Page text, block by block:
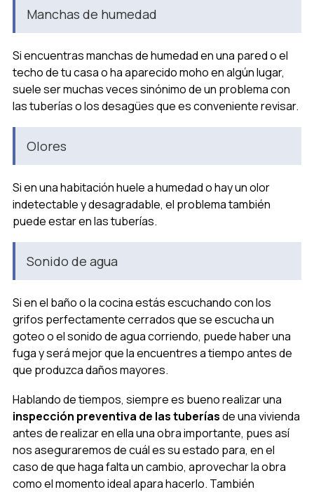
Manchas de humedad
Si encuentras manchas de humedad en una pared o el
techo de tu casa o ha aparecido moho en algún lugar,
suele ser muchas veces sinónimo de un problema con
las tuberías o los desagües que es conveniente revisar.
Olores
Si en una habitación huele a humedad o hay un olor
indetectable y desagradable, el problema también
puede estar en las tuberías.
Sonido de agua
Si en el baño o la cocina estás escuchando con los
grifos perfectamente cerrados que se escucha un
goteo o el sonido de agua corriendo, puede haber una
fuga y será mejor que la encuentres a tiempo antes de
que produzca daños mayores.
Hablando de tiempos, siempre es bueno realizar una
inspección preventiva de las tuberíasde una vivienda
antes de realizar en ella una obra importante, pues así
nos aseguraremos de cuál es su estado para, en el
caso de que haga falta un cambio, aprovechar la obra
como el momento ideal apara hacerlo. También